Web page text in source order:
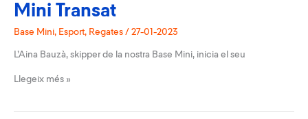
Mini Transat
Base Mini, Esport, Regates / 27-01-2023
L’Aina Bauzà, skipper de la nostra Base Mini, inicia el seu
L’Aina
la
Llegeix més »